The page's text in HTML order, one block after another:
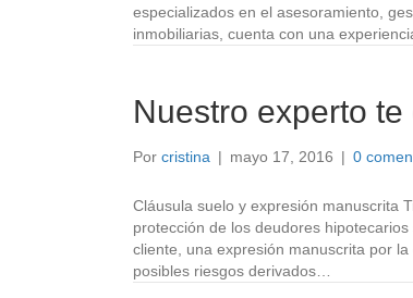
especializados en el asesoramiento,
inmobiliarias, cuenta con una
Nuestro experto te
Por cristina | mayo 17, 2016 | 0
Cláusula suelo y expresión manuscrita
protección de los deudores
cliente, una expresión manuscrita por
posibles riesgos derivados…